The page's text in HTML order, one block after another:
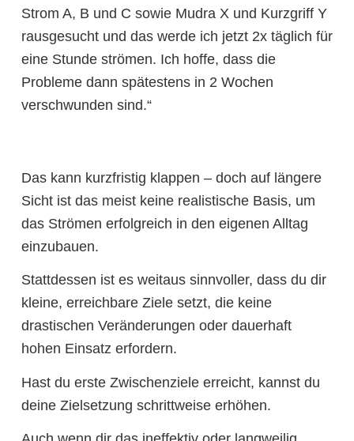
Strom A, B und C sowie Mudra X und Kurzgriff Y
rausgesucht und das werde ich jetzt 2x täglich für
eine Stunde strömen. Ich hoffe, dass die
Probleme dann spätestens in 2 Wochen
verschwunden sind.“
Das kann kurzfristig klappen – doch auf längere
Sicht ist das meist keine realistische Basis, um
das Strömen erfolgreich in den eigenen Alltag
einzubauen.
Stattdessen ist es weitaus sinnvoller, dass du dir
kleine, erreichbare Ziele setzt, die keine
drastischen Veränderungen oder dauerhaft
hohen Einsatz erfordern.
Hast du erste Zwischenziele erreicht, kannst du
deine Zielsetzung schrittweise erhöhen.